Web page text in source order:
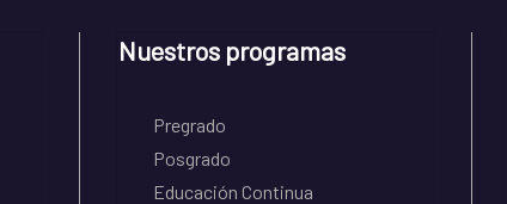
Nuestros programas
Pregrado
Posgrado
Educación Continua